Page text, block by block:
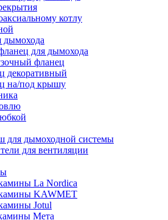
котлу
дымохода
для дымохода
фланец
декоративный
на/под крышу
для дымоходной системы
для вентиляции
La Nordica
KAWMET
Jotul
Мета